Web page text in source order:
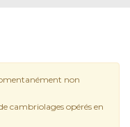
non
cambriolages opérés en